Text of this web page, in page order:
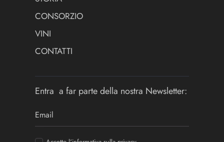
CONSORZIO
VINI
CONTATTI
Entra a far parte della nostra Newsletter: